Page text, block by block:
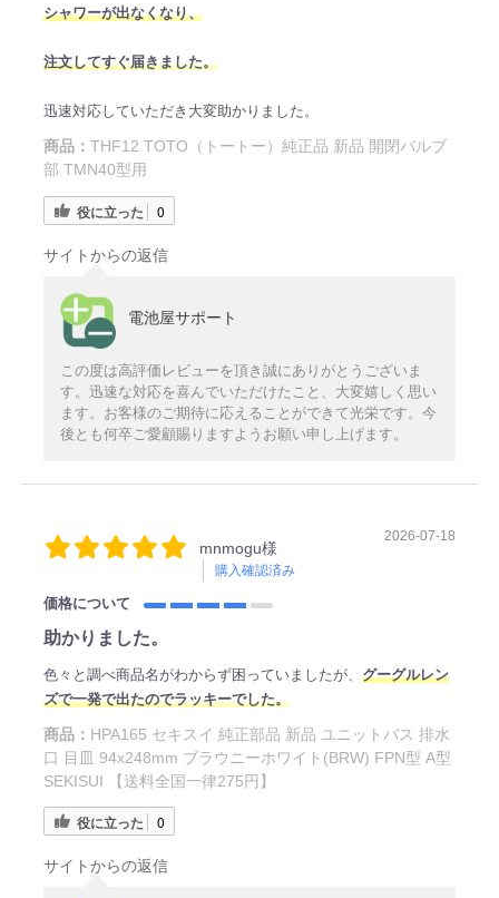
シャワーが出なくなり、
注文してすぐ届きました。
迅速対応していただき大変助かりました。
商品： THF12 TOTO（トートー）純正品 新品 開閉バルブ
部 TMN40型用
役に立った 0
サイトからの返信
電池屋サポート
この度は高評価レビューを頂き誠にありがとうございま
す。迅速な対応を喜んでいただけたこと、大変嬉しく思い
ます。お客様のご期待に応えることができて光栄です。今
後とも何卒ご愛顧賜りますようお願い申し上げます。
mnmogu様
購入確認済み
2026-07-18
価格について
助かりました。
色々と調べ商品名がわからず困っていましたが、 グーグルレン
ズで一発で出たのでラッキーでした。
商品： HPA165 セキスイ 純正部品 新品 ユニットバス 排水
口 目皿 94x248mm ブラウニーホワイト(BRW) FPN型 A型
SEKISUI 【送料全国一律275円】
役に立った 0
サイトからの返信